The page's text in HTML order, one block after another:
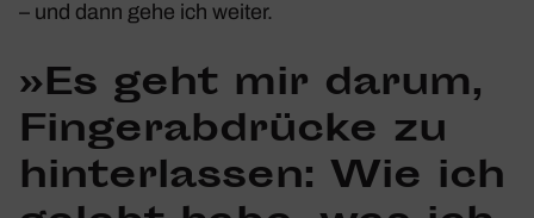
– und dann gehe ich weiter.
»Es geht mir darum,
Finger­ab­drücke zu
hinter­lassen: Wie ich